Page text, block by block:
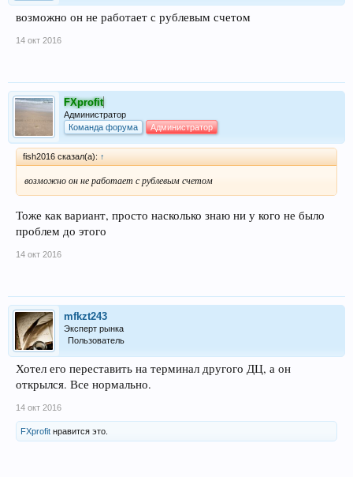
возможно он не работает с рублевым счетом
14 окт 2016
FXprofit
Администратор
Команда форума
Администратор
fish2016 сказал(а): ↑
возможно он не работает с рублевым счетом
Тоже как вариант, просто насколько знаю ни у кого не было
проблем до этого
14 окт 2016
mfkzt243
Эксперт рынка
Пользователь
Хотел его переставить на терминал другого ДЦ, а он
открылся. Все нормально.
14 окт 2016
FXprofit нравится это.